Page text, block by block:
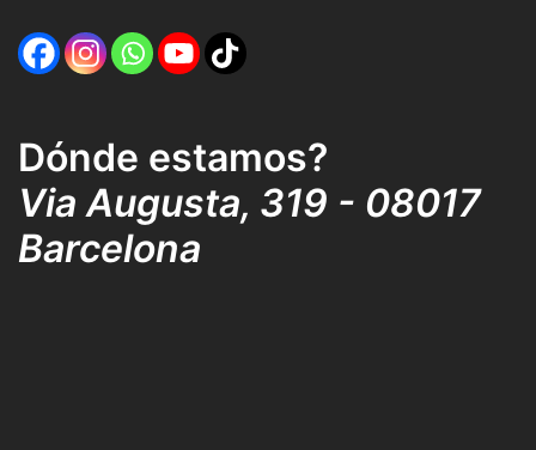
Dónde estamos?
Via Augusta, 319 - 08017
Barcelona